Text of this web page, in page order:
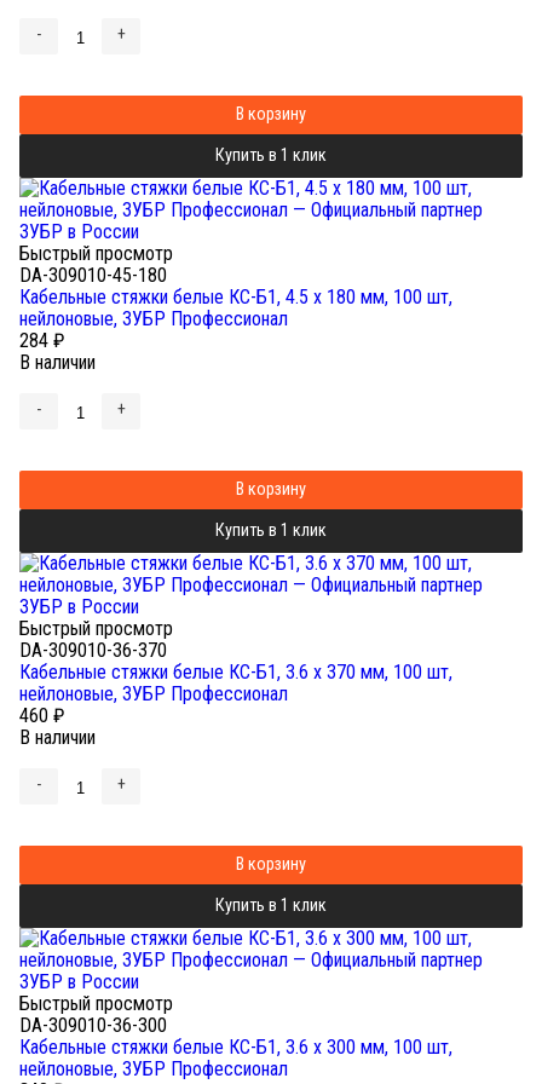
- +
В корзину
Купить в 1 клик
Быстрый просмотр
DA-309010-45-180
Кабельные стяжки белые КС-Б1, 4.5 x 180 мм, 100 шт,
нейлоновые, ЗУБР Профессионал
284 ₽
В наличии
- +
В корзину
Купить в 1 клик
Быстрый просмотр
DA-309010-36-370
Кабельные стяжки белые КС-Б1, 3.6 x 370 мм, 100 шт,
нейлоновые, ЗУБР Профессионал
460 ₽
В наличии
- +
В корзину
Купить в 1 клик
Быстрый просмотр
DA-309010-36-300
Кабельные стяжки белые КС-Б1, 3.6 x 300 мм, 100 шт,
нейлоновые, ЗУБР Профессионал